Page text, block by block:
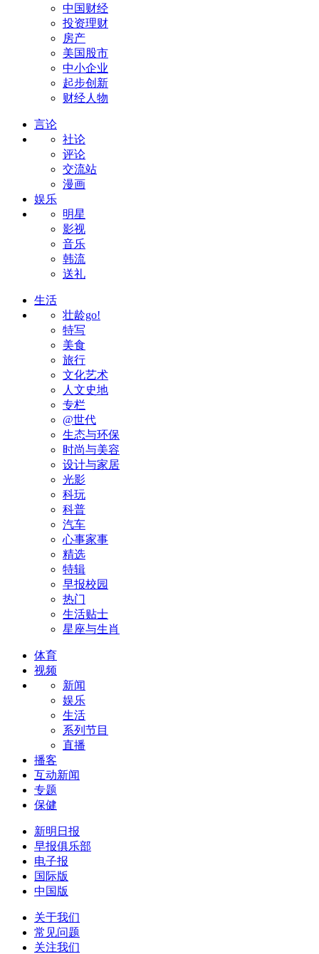
中国财经
投资理财
房产
美国股市
中小企业
起步创新
财经人物
言论
社论
评论
交流站
漫画
娱乐
明星
影视
音乐
韩流
送礼
生活
壮龄go!
特写
美食
旅行
文化艺术
人文史地
专栏
@世代
生态与环保
时尚与美容
设计与家居
光影
科玩
科普
汽车
心事家事
精选
特辑
早报校园
热门
生活贴士
星座与生肖
体育
视频
新闻
娱乐
生活
系列节目
直播
播客
互动新闻
专题
保健
新明日报
早报俱乐部
电子报
国际版
中国版
关于我们
常见问题
关注我们